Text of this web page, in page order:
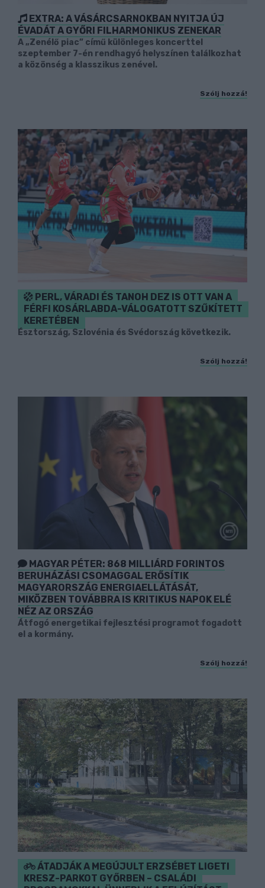
EXTRA: A VÁSÁRCSARNOKBAN NYITJA ÚJ
ÉVADÁT A GYŐRI FILHARMONIKUS ZENEKAR
A „Zenélő piac” című különleges koncerttel
szeptember 7-én rendhagyó helyszínen találkozhat
a közönség a klasszikus zenével.
Szólj hozzá!
PERL, VÁRADI ÉS TANOH DEZ IS OTT VAN A
FÉRFI KOSÁRLABDA-VÁLOGATOTT SZŰKÍTETT
KERETÉBEN
Észtország, Szlovénia és Svédország következik.
Szólj hozzá!
MAGYAR PÉTER: 868 MILLIÁRD FORINTOS
BERUHÁZÁSI CSOMAGGAL ERŐSÍTIK
MAGYARORSZÁG ENERGIAELLÁTÁSÁT,
MIKÖZBEN TOVÁBBRA IS KRITIKUS NAPOK ELÉ
NÉZ AZ ORSZÁG
Átfogó energetikai fejlesztési programot fogadott
el a kormány.
Szólj hozzá!
ÁTADJÁK A MEGÚJULT ERZSÉBET LIGETI
KRESZ-PARKOT GYŐRBEN – CSALÁDI